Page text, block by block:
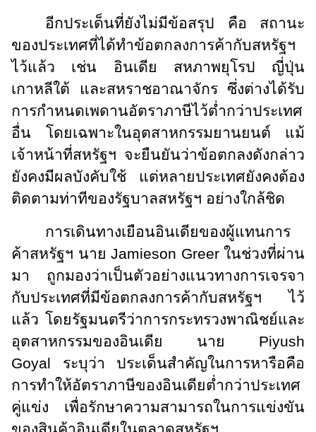
อีกประเด็นที่ยังไม่มีข้อสรุป คือ สถานะ
ของประเทศที่ได้ทำข้อตกลงการค้ากับสหรัฐฯ
ไว้แล้ว เช่น อินเดีย สหภาพยุโรป ญี่ปุ่น
เกาหลีใต้ และสหราชอาณาจักร ซึ่งต่างได้รับ
การกำหนดเพดานอัตราภาษีไว้ต่ำกว่าประเทศ
อื่น โดยเฉพาะในอุตสาหกรรมยานยนต์ แม้
เจ้าหน้าที่สหรัฐฯ จะยืนยันว่าข้อตกลงดังกล่าว
ยังคงมีผลบังคับใช้ แต่หลายประเทศยังคงต้อง
ติดตามท่าทีของรัฐบาลสหรัฐฯ อย่างใกล้ชิด
การเดินทางเยือนอินเดียของผู้แทนการ
ค้าสหรัฐฯ นาย Jamieson Greer ในช่วงที่ผ่าน
มา ถูกมองว่าเป็นตัวอย่างแนวทางการเจรจา
กับประเทศที่มีข้อตกลงการค้ากับสหรัฐฯ ไว้
แล้ว โดยรัฐมนตรีว่าการกระทรวงพาณิชย์และ
อุตสาหกรรมของอินเดีย นาย Piyush
Goyal ระบุว่า ประเด็นสำคัญในการหารือคือ
การทำให้อัตราภาษีของอินเดียต่ำกว่าประเทศ
คู่แข่ง เพื่อรักษาความสามารถในการแข่งขัน